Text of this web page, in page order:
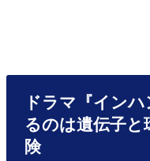
ドラマ『イン
るのは遺伝子と
険